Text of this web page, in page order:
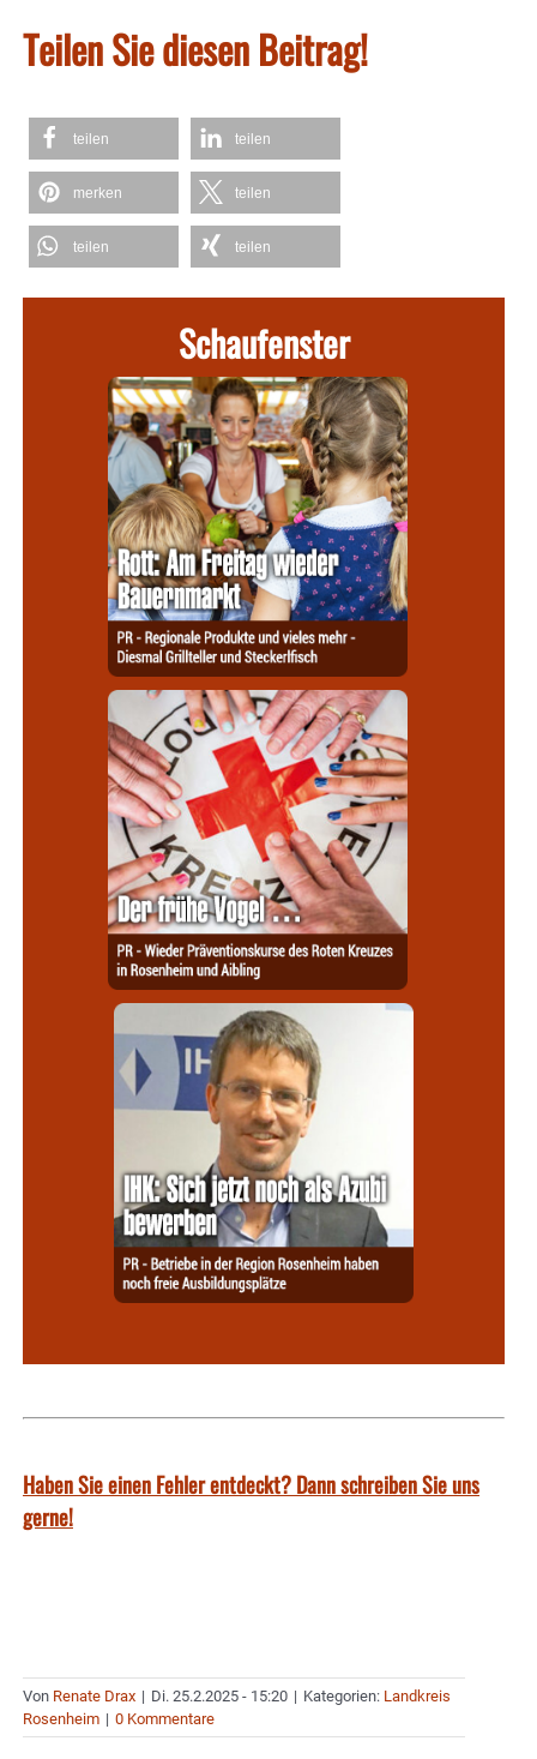
Teilen Sie diesen Beitrag!
teilen teilen
merken teilen
teilen teilen
Schaufenster
Haben Sie einen Fehler entdeckt? Dann schreiben Sie uns
gerne!
Von Renate Drax | Di. 25.2.2025 - 15:20 | Kategorien: Landkreis
Rosenheim | 0 Kommentare